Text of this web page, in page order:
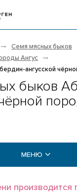
Семя мясных быков
Ангус
ангусской
быков
МЕНЮ
производится